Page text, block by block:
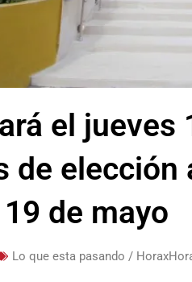
el jueves
de elección
de mayo
Lo que esta pasando /